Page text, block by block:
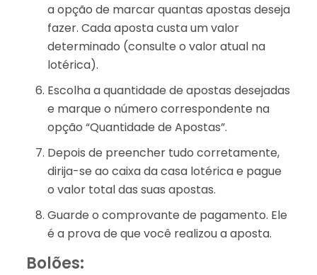
a opção de marcar quantas apostas deseja
fazer. Cada aposta custa um valor
determinado (consulte o valor atual na
lotérica).
Escolha a quantidade de apostas desejadas
e marque o número correspondente na
opção “Quantidade de Apostas”.
Depois de preencher tudo corretamente,
dirija-se ao caixa da casa lotérica e pague
o valor total das suas apostas.
Guarde o comprovante de pagamento. Ele
é a prova de que você realizou a aposta.
Bolões: